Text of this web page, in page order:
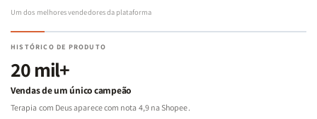
Um dos melhores vendedores da plataforma
HISTÓRICO DE PRODUTO
20 mil+
Vendas de um único campeão
Terapia com Deus aparece com nota 4,9 na Shopee.